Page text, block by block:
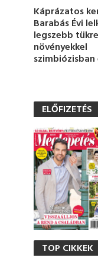
Káprázatos
Barabás Évi
legszebb
növényekkel
szimbiózisban
ELŐFIZETÉS
TOP CIKKEK